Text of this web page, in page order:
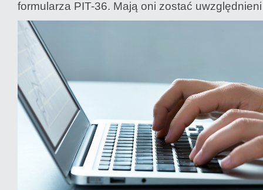
formularza PIT-36. Mają oni zostać